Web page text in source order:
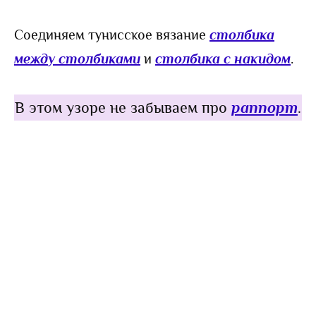
Соединяем тунисское вязание столбика
между столбиками и столбика с накидом.
В этом узоре не забываем про раппорт.